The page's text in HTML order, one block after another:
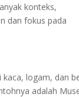
konteks,
dan fokus pada
logam, dan
adalah